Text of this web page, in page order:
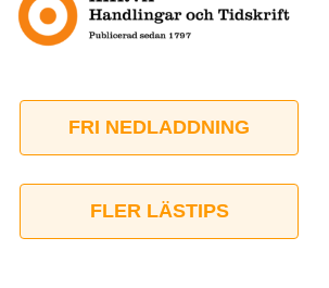
FRI NEDLADDNING
FLER LÄSTIPS